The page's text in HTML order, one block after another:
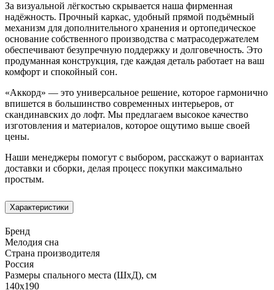
За визуальной лёгкостью скрывается наша фирменная
надёжность. Прочный каркас, удобный прямой подъёмный
механизм для дополнительного хранения и ортопедическое
основание собственного производства с матрасодержателем
обеспечивают безупречную поддержку и долговечность. Это
продуманная конструкция, где каждая деталь работает на ваш
комфорт и спокойный сон.
«Аккорд» — это универсальное решение, которое гармонично
впишется в большинство современных интерьеров, от
скандинавских до лофт. Мы предлагаем высокое качество
изготовления и материалов, которое ощутимо выше своей
цены.
Наши менеджеры помогут с выбором, расскажут о вариантах
доставки и сборки, делая процесс покупки максимально
простым.
Характеристики
Бренд
Мелодия сна
Страна производителя
Россия
Размеры спального места (ШхД), см
140х190